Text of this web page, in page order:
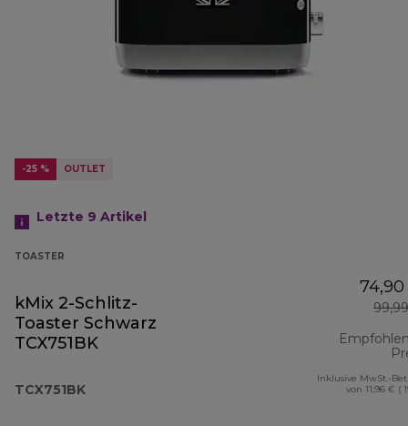
-25 % OUTLET
Letzte 9 Artikel
TOASTER
kMix 2-Schlitz-
Toaster Schwarz
TCX751BK
TCX751BK
Inklusive MwSt.-
von 11,96 € (